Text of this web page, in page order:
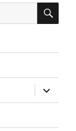
öffnen